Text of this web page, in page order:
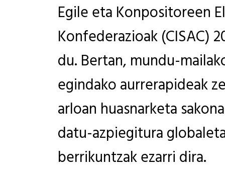
Egile eta Konpositoreen
Konfederazioak (CISAC)
du. Bertan, mundu-
egindako aurrerapideak
arloan huasnarketa
datu-azpiegitura
berrikuntzak ezarri dira.